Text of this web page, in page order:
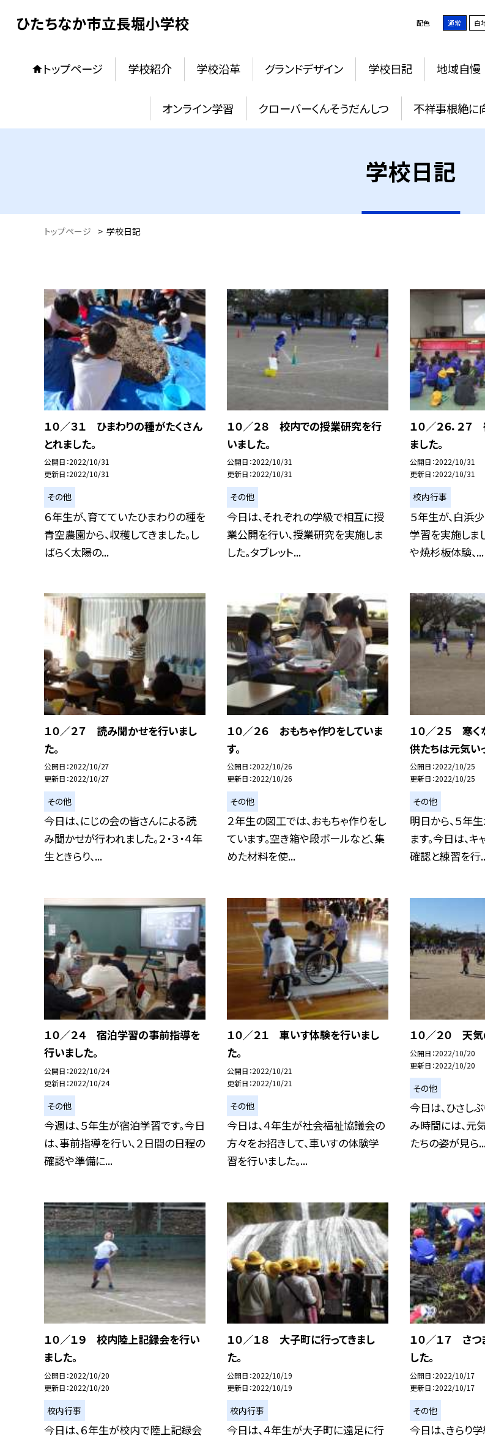
ひたちなか市立長堀小学校 配色 通常 白
トップページ 学校紹介 学校沿革 グランドデザイン 学校日記 地域自慢
オンライン学習 クローバーくんそうだんしつ 不祥事根絶に
学校日記
トップページ > 学校日記
１０／３１ ひまわりの種がたくさん
とれました。
公開日 2022/10/31
更新日 2022/10/31
その他
６年生が、育てていたひまわりの種を
青空農園から、収穫してきました。し
ばらく太陽の...
１０／２８ 校内での授業研究を行
いました。
公開日 2022/10/31
更新日 2022/10/31
その他
今日は、それぞれの学級で相互に授
業公開を行い、授業研究を実施しま
した。タブレット...
１０／２６．２
ました。
公開日 2022/10/31
更新日 2022/10/31
校内行事
５年生が、白浜
学習を実施しま
や焼杉板体験、...
１０／２７ 読み聞かせを行いまし
た。
公開日 2022/10/27
更新日 2022/10/27
その他
今日は、にじの会の皆さんによる読
み聞かせが行われました。２・３・４年
生ときらり、...
１０／２６ おもちゃ作りをしていま
す。
公開日 2022/10/26
更新日 2022/10/26
その他
２年生の図工では、おもちゃ作りをし
ています。空き箱や段ボールなど、集
めた材料を使...
１０／２５ 寒く
供たちは元気い
公開日 2022/10/25
更新日 2022/10/25
その他
明日から、５年
ます。今日は、
確認と練習を行
１０／２４ 宿泊学習の事前指導を
行いました。
公開日 2022/10/24
更新日 2022/10/24
その他
今週は、５年生が宿泊学習です。今日
は、事前指導を行い、２日間の日程の
確認や準備に...
１０／２１ 車いす体験を行いまし
た。
公開日 2022/10/21
更新日 2022/10/21
その他
今日は、４年生が社会福祉協議会の
方々をお招きして、車いすの体験学
習を行いました。...
１０／２０ 天気
公開日 2022/10/20
更新日 2022/10/20
その他
今日は、ひさし
み時間には、元
たちの姿が見ら
１０／１９ 校内陸上記録会を行い
ました。
公開日 2022/10/20
更新日 2022/10/20
校内行事
今日は、６年生が校内で陸上記録会
１０／１８ 大子町に行ってきまし
た。
公開日 2022/10/19
更新日 2022/10/19
校内行事
今日は、４年生が大子町に遠足に行
１０／１７ さ
した。
公開日 2022/10/17
更新日 2022/10/17
その他
今日は、きらり学